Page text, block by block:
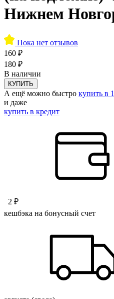
Нижнем
Пока нет отзывов
160 ₽
180 ₽
В наличии
КУПИТЬ
А ещё можно быстро купить в
и даже
купить в кредит
2 ₽
кешбэка на бонусный счет